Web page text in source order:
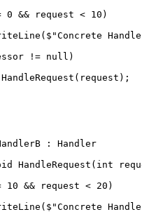
0 && request < 10 )
$"Concrete
!= null )
: Handler
HandleRequest ( int
10 && request < 20 )
$"Concrete